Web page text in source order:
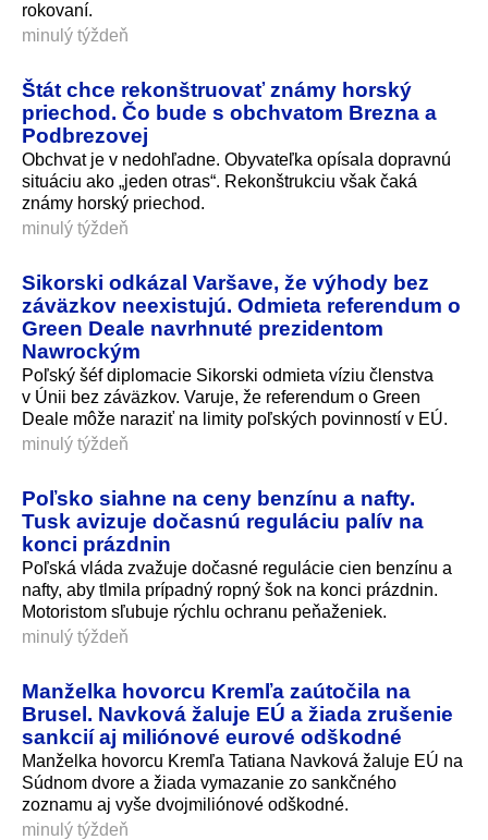
rokovaní.
minulý týždeň
Štát chce rekonštruovať známy horský
priechod. Čo bude s obchvatom Brezna a
Podbrezovej
Obchvat je v nedohľadne. Obyvateľka opísala dopravnú
situáciu ako „jeden otras“. Rekonštrukciu však čaká
známy horský priechod.
minulý týždeň
Sikorski odkázal Varšave, že výhody bez
záväzkov neexistujú. Odmieta referendum o
Green Deale navrhnuté prezidentom
Nawrockým
Poľský šéf diplomacie Sikorski odmieta víziu členstva
v Únii bez záväzkov. Varuje, že referendum o Green
Deale môže naraziť na limity poľských povinností v EÚ.
minulý týždeň
Poľsko siahne na ceny benzínu a nafty.
Tusk avizuje dočasnú reguláciu palív na
konci prázdnin
Poľská vláda zvažuje dočasné regulácie cien benzínu a
nafty, aby tlmila prípadný ropný šok na konci prázdnin.
Motoristom sľubuje rýchlu ochranu peňaženiek.
minulý týždeň
Manželka hovorcu Kremľa zaútočila na
Brusel. Navková žaluje EÚ a žiada zrušenie
sankcií aj miliónové eurové odškodné
Manželka hovorcu Kremľa Tatiana Navková žaluje EÚ na
Súdnom dvore a žiada vymazanie zo sankčného
zoznamu aj vyše dvojmiliónové odškodné.
minulý týždeň